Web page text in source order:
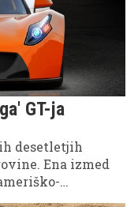
GT-ja
desetletjih
Ena izmed